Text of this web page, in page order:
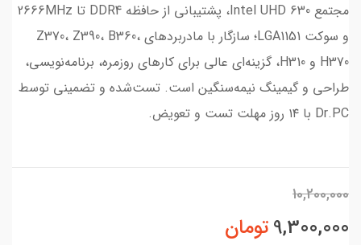
مجتمع Intel UHD 630، پشتیبانی از حافظه DDR4 تا 2666MHz
و سوکت LGA1151؛ سازگار با مادربردهای Z370، Z390، B360،
H370 و H310، گزینه‌ای عالی برای کارهای روزمره، برنامه‌نویسی،
طراحی و گیمینگ نیمه‌سنگین است. تست‌شده و تضمینی توسط
Dr.PC با ۱۴ روز مهلت تست و تعویض.
10,200,000
9,300,000تومان